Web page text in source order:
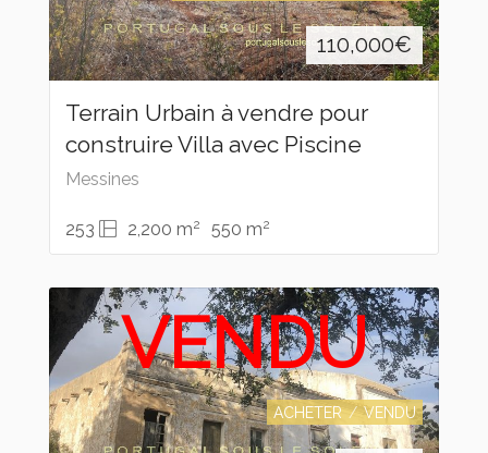
110,000€
Terrain Urbain à vendre pour
construire Villa avec Piscine
Messines
253 2,200 m2 550 m2
VENDU
ACHETER VENDU